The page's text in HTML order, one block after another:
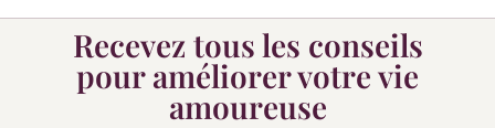
Recevez tous les conseils
pour améliorer votre vie
amoureuse